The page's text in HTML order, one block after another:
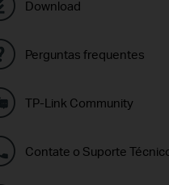
Download
Perguntas frequentes
TP-Link Community
Contate o Suporte